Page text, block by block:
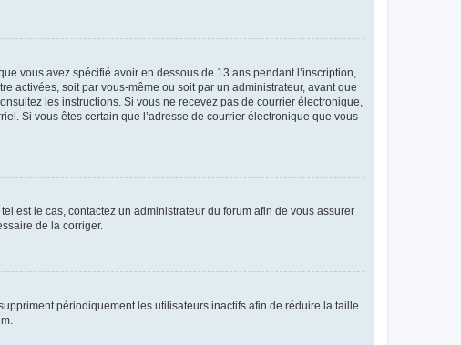
vous avez spécifié avoir en dessous de 13 ans pendant l’inscription,
activées, soit par vous-même ou soit par un administrateur, avant que
les instructions. Si vous ne recevez pas de courrier électronique,
Si vous êtes certain que l’adresse de courrier électronique que vous
est le cas, contactez un administrateur du forum afin de vous assurer
de la corriger.
périodiquement les utilisateurs inactifs afin de réduire la taille